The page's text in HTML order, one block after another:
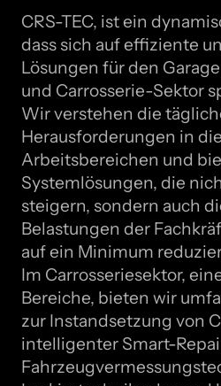
CRS-TEC, ist ein
dass sich auf effiziente
Lösungen für den
und Carrosserie-Sektor
Wir verstehen die
Herausforderungen in
Arbeitsbereichen und
Systemlösungen, die
steigern, sondern auch
Belastungen der
auf ein Minimum
Im Carrosseriesektor,
Bereiche, bieten wir
zur Instandsetzung von
intelligenter Smart-